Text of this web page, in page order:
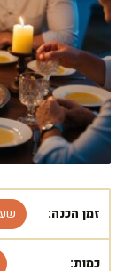
זמן הכנה: שעה
כמות: